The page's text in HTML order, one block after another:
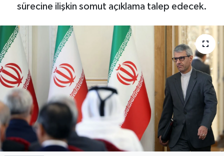
sürecine ilişkin somut açıklama talep edecek.